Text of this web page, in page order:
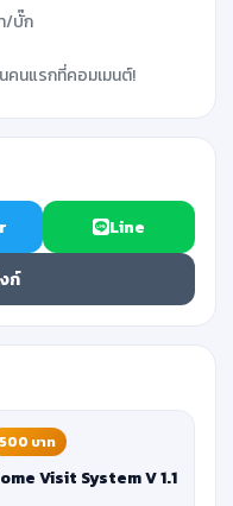
/บั๊ก
คนแรกที่คอมเมนต์!
Line
ก์
500 บาท
Visit System V 1.1